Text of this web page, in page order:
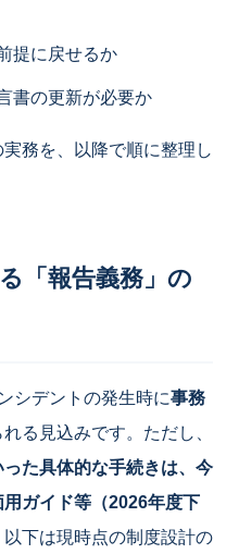
提に戻せるか
書の更新が必要か
務を、以降で順に整理し
「報告義務」の
シデントの発生時に事務
る見込みです。ただし、
た具体的な手続きは、今
ガイド等（2026年度下
以下は現時点の制度設計の